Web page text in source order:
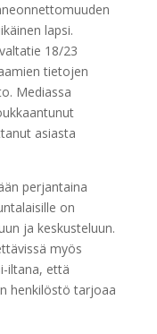
lapsi.
18/23
tietojen
Mediassa
asiasta
perjantaina
on
ja keskusteluun.
myös
iltana, että
henkilöstö tarjoaa